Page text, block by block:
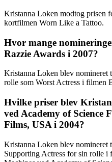
Kristanna Loken modtog prisen
kortfilmen Worn Like a Tattoo.
Hvor mange
Razzie Awards i 2007?
Kristanna Loken blev nomineret
rolle som Worst Actress i filmen
Hvilke priser blev
ved Academy of
Films, USA i 2004?
Kristanna Loken blev nomineret
Supporting Actress for sin rolle i